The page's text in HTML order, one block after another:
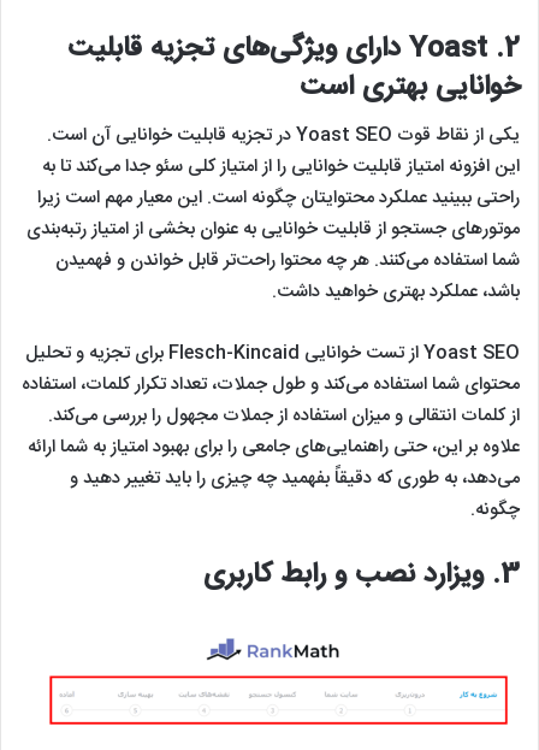
2. Yoast دارای ویژگی‌های تجزیه قابلیت
خوانایی بهتری است
یکی از نقاط قوت Yoast SEO در تجزیه قابلیت خوانایی آن است.
این افزونه امتیاز قابلیت خوانایی را از امتیاز کلی سئو جدا می‌کند تا به
راحتی ببینید عملکرد محتوایتان چگونه است. این معیار مهم است زیرا
موتورهای جستجو از قابلیت خوانایی به عنوان بخشی از امتیاز رتبه‌بندی
شما استفاده می‌کنند. هر چه محتوا راحت‌تر قابل خواندن و فهمیدن
باشد، عملکرد بهتری خواهید داشت.
Yoast SEO از تست خوانایی Flesch-Kincaid برای تجزیه و تحلیل
محتوای شما استفاده می‌کند و طول جملات، تعداد تکرار کلمات، استفاده
از کلمات انتقالی و میزان استفاده از جملات مجهول را بررسی می‌کند.
علاوه بر این، حتی راهنمایی‌های جامعی را برای بهبود امتیاز به شما ارائه
می‌دهد، به طوری که دقیقاً بفهمید چه چیزی را باید تغییر دهید و
چگونه.
3. ویزارد نصب و رابط کاربری